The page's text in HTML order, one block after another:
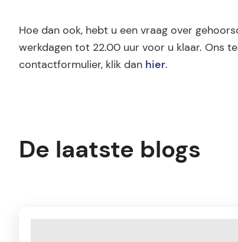
Hoe dan ook, hebt u een vraag over
werkdagen tot 22.00 uur voor u klaar. Ons
contactformulier, klik dan hier.
De laatste blogs